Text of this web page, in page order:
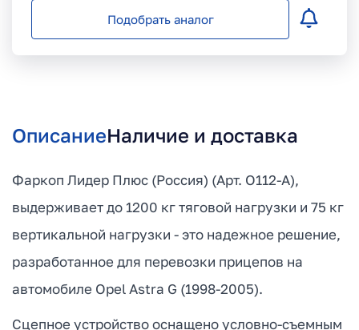
Подобрать аналог
ОписаниеНаличие и доставка
Фаркоп Лидер Плюс (Россия) (Арт. O112-A),
выдерживает до 1200 кг тяговой нагрузки и 75 кг
вертикальной нагрузки - это надежное решение,
разработанное для перевозки прицепов на
автомобиле Opel Astra G (1998-2005).
Сцепное устройство оснащено условно-съемным